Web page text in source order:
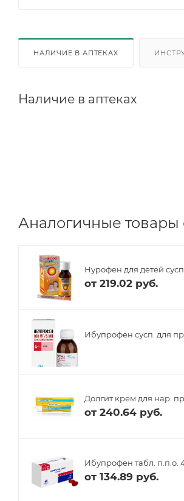
НАЛИЧИЕ В АПТЕКАХ
Наличие в аптеках
Аналогичные
Нурофен для детей
от 219.02 руб.
Ибупрофен сусп. для
Долгит крем для нар.
от 240.64 руб.
Ибупрофен табл. п.п.о.
от 134.89 руб.